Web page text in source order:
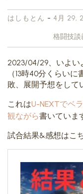
はしもとん - 4月 29,
格闘技談
2023/04/29、いよい
（13時40分くらい
敗、展開予想をして
これはU-NEXTでベ
観ながら書いていま
試合結果&感想はこ